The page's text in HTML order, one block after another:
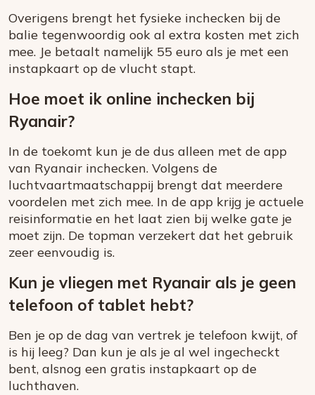
Overigens brengt het fysieke inchecken bij de
balie tegenwoordig ook al extra kosten met zich
mee. Je betaalt namelijk 55 euro als je met een
instapkaart op de vlucht stapt.
Hoe moet ik online inchecken bij
Ryanair?
In de toekomt kun je de dus alleen met de app
van Ryanair inchecken. Volgens de
luchtvaartmaatschappij brengt dat meerdere
voordelen met zich mee. In de app krijg je actuele
reisinformatie en het laat zien bij welke gate je
moet zijn. De topman verzekert dat het gebruik
zeer eenvoudig is.
Kun je vliegen met Ryanair als je geen
telefoon of tablet hebt?
Ben je op de dag van vertrek je telefoon kwijt, of
is hij leeg? Dan kun je als je al wel ingecheckt
bent, alsnog een gratis instapkaart op de
luchthaven.